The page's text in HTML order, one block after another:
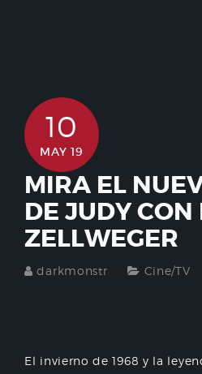
10
MAY 19
MIRA EL
DE JUDY CON
ZELLWEGER
darkmonstr Cine/TV
El invierno de 1968 y la